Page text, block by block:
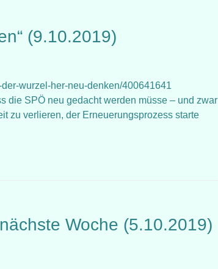
(9.10.2019)
wurzel-her-neu-denken/400641641
die SPÖ neu gedacht werden müsse – und zwar
zu verlieren, der Erneuerungsprozess starte
Woche (5.10.2019)